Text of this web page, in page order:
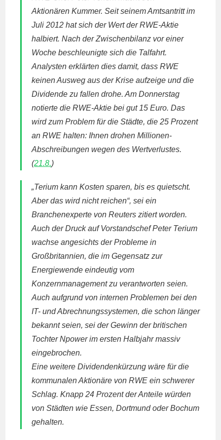
Aktionären Kummer. Seit seinem Amtsantritt im
Juli 2012 hat sich der Wert der RWE-Aktie
halbiert. Nach der Zwischenbilanz vor einer
Woche beschleunigte sich die Talfahrt.
Analysten erklärten dies damit, dass RWE
keinen Ausweg aus der Krise aufzeige und die
Dividende zu fallen drohe. Am Donnerstag
notierte die RWE-Aktie bei gut 15 Euro. Das
wird zum Problem für die Städte, die 25 Prozent
an RWE halten: Ihnen drohen Millionen-
Abschreibungen wegen des Wertverlustes.
(21.8.)
„Terium kann Kosten sparen, bis es quietscht.
Aber das wird nicht reichen“, sei ein
Branchenexperte von Reuters zitiert worden.
Auch der Druck auf Vorstandschef Peter Terium
wachse angesichts der Probleme in
Großbritannien, die im Gegensatz zur
Energiewende eindeutig vom
Konzernmanagement zu verantworten seien.
Auch aufgrund von internen Problemen bei den
IT- und Abrechnungssystemen, die schon länger
bekannt seien, sei der Gewinn der britischen
Tochter Npower im ersten Halbjahr massiv
eingebrochen.
Eine weitere Dividendenkürzung wäre für die
kommunalen Aktionäre von RWE ein schwerer
Schlag. Knapp 24 Prozent der Anteile würden
von Städten wie Essen, Dortmund oder Bochum
gehalten.